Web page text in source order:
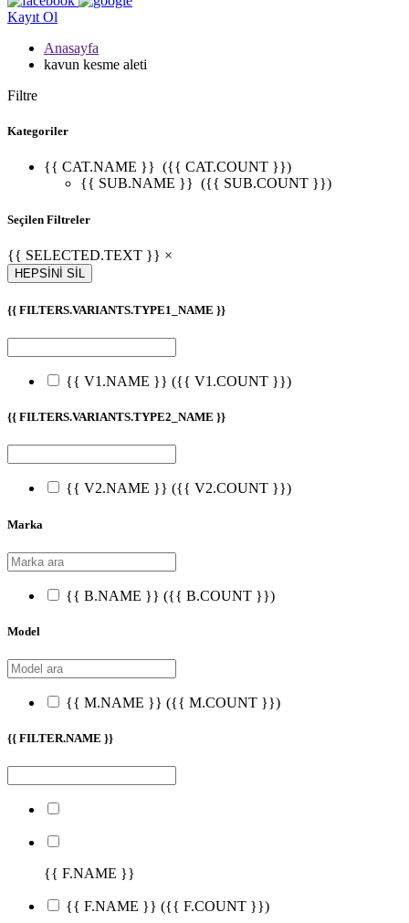
Kayıt Ol
Anasayfa
kavun kesme aleti
Filtre
Kategoriler
{{ CAT.NAME }} ({{ CAT.COUNT }})
{{ SUB.NAME }} ({{ SUB.COUNT }})
Seçilen Filtreler
{{ SELECTED.TEXT }} ×
HEPSİNİ SİL
{{ FILTERS.VARIANTS.TYPE1_NAME }}
{{ V1.NAME }} ({{ V1.COUNT }})
{{ FILTERS.VARIANTS.TYPE2_NAME }}
{{ V2.NAME }} ({{ V2.COUNT }})
Marka
{{ B.NAME }} ({{ B.COUNT }})
Model
{{ M.NAME }} ({{ M.COUNT }})
{{ FILTER.NAME }}
{{ F.NAME }}
{{ F.NAME }} ({{ F.COUNT }})